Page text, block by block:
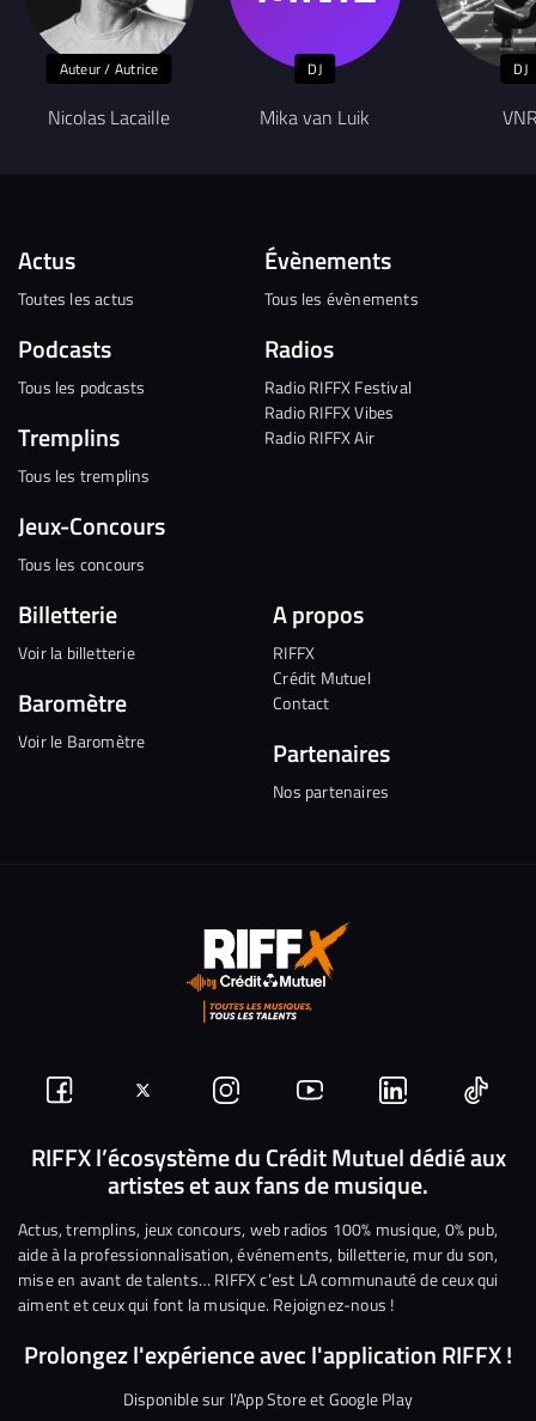
Auteur / Autrice
Nicolas Lacaille
DJ
Mika van Luik
DJ
Actus
Toutes les actus
Podcasts
Tous les podcasts
Tremplins
Tous les tremplins
Jeux-Concours
Tous les concours
Évènements
Tous les évènements
Radios
Radio RIFFX Festival
Radio RIFFX Vibes
Radio RIFFX Air
Billetterie
Voir la billetterie
Baromètre
Voir le Baromètre
A propos
RIFFX
Crédit Mutuel
Contact
Partenaires
Nos partenaires
Suivez-
nous
Facebook
Suivez-
nous
sur
Twitter
Nous
rejoindre
sur
Instagram
Nous
rejoindre
sur
YouTube
Nous
rejoindre
sur
Linkedin
Nous
RIFFX l’écosystème du Crédit Mutuel dédié aux
artistes et aux fans de musique.
Actus, tremplins, jeux concours, web radios 100% musique, 0% pub,
aide à la professionnalisation, événements, billetterie, mur du son,
mise en avant de talents… RIFFX c’est LA communauté de ceux qui
aiment et ceux qui font la musique. Rejoignez-nous !
Prolongez l'expérience avec l'application RIFFX !
Disponible sur l'App Store et Google Play